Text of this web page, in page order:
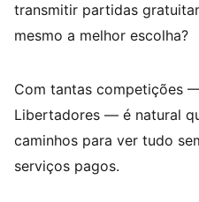
transmitir partidas
mesmo a melhor escolha?
Com tantas competições
Libertadores — é natural
caminhos para ver tudo
serviços pagos.